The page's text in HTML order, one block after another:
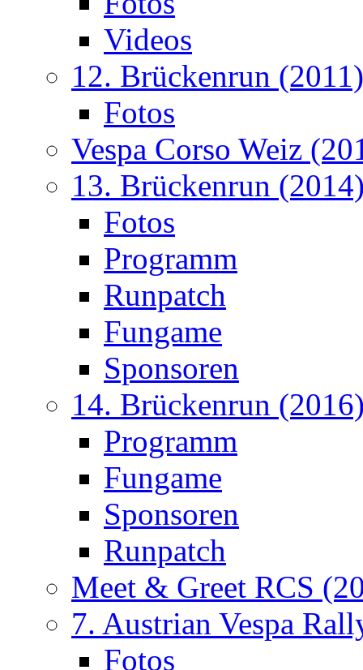
Videos
12. Brückenrun (2011)
Fotos
Vespa Corso Weiz
13. Brückenrun
Fotos
Programm
Runpatch
Fungame
Sponsoren
14. Brückenrun
Programm
Fungame
Sponsoren
Runpatch
Meet & Greet RCS
7. Austrian Vespa
Fotos